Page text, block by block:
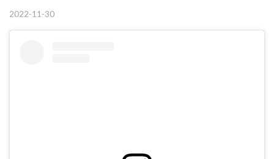
2022-11-30